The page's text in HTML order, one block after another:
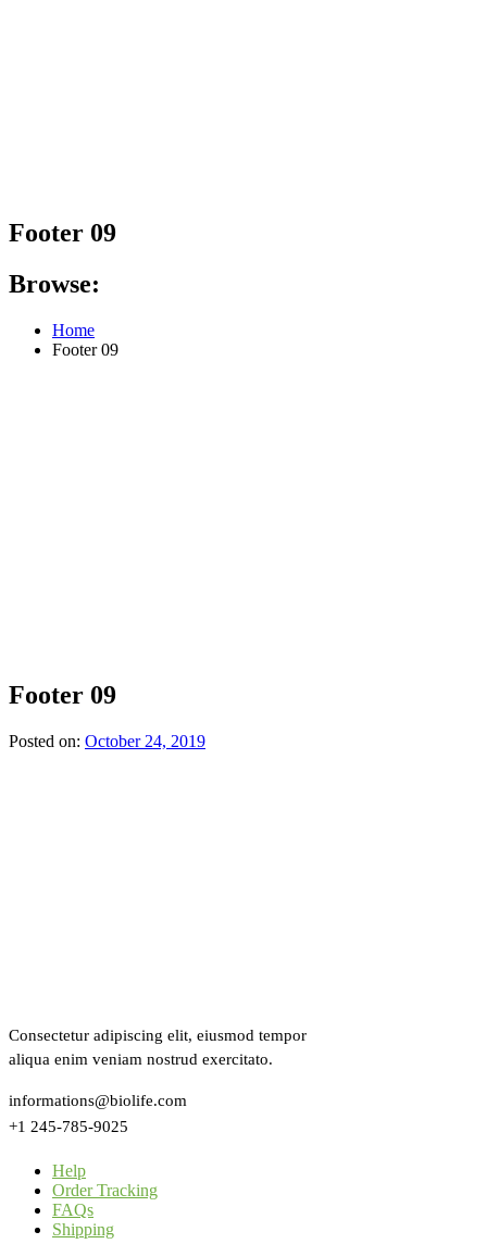
Footer 09
Browse:
Home
Footer 09
Footer 09
Posted on: October 24, 2019
Consectetur adipiscing elit, eiusmod tempor
aliqua enim veniam nostrud exercitato.
informations@biolife.com
+1 245-785-9025
Help
Order Tracking
FAQs
Shipping